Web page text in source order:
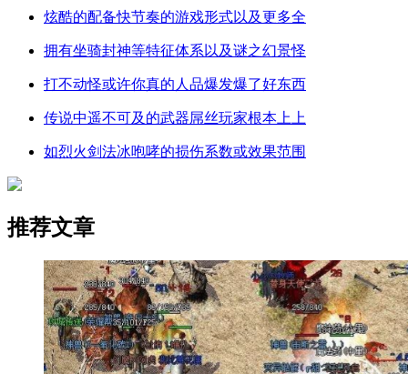
炫酷的配备快节奏的游戏形式以及更多全
拥有坐骑封神等特征体系以及谜之幻景怪
打不动怪或许你真的人品爆发爆了好东西
传说中遥不可及的武器屌丝玩家根本上上
如烈火剑法冰咆哮的损伤系数或效果范围
推荐文章